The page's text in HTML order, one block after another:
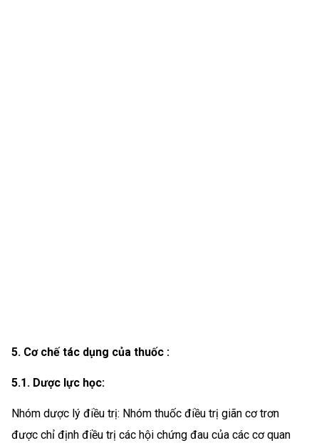
5. Cơ chế tác dụng của thuốc :
5.1. Dược lực học:
Nhóm dược lý điều trị: Nhóm thuốc điều trị giãn cơ trơn
được chỉ định điều trị các hội chứng đau của các cơ quan